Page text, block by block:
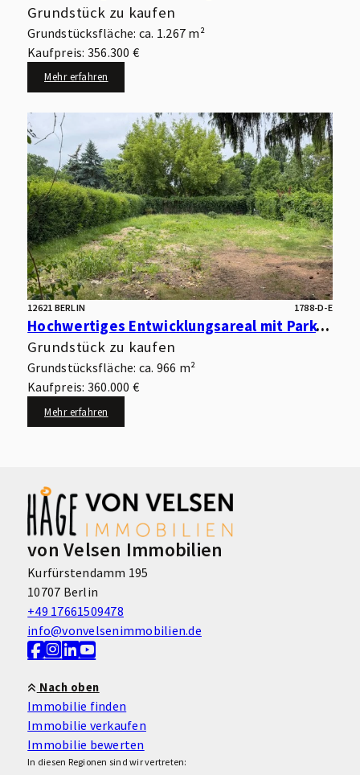
Grundstück zu kaufen
Grundstücksfläche: ca. 1.267 m²
Kaufpreis: 356.300 €
Mehr erfahren
12621 BERLIN 1788-D-E
Hochwertiges Entwicklungsareal mit Park- und Wasserlage – optimal für kleinteilige Wohnbebauung
Grundstück zu kaufen
Grundstücksfläche: ca. 966 m²
Kaufpreis: 360.000 €
Mehr erfahren
von Velsen Immobilien
Kurfürstendamm 195
10707 Berlin
+49 17661509478
info@vonvelsenimmobilien.de
In diesen Regionen sind wir vertreten:
Nach oben
Immobilie finden
Immobilie verkaufen
Immobilie bewerten